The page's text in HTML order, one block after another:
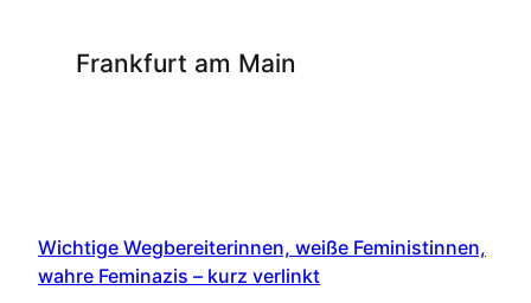
Frankfurt am Main
Wichtige Wegbereiterinnen, weiße Feministinnen,
wahre Feminazis – kurz verlinkt